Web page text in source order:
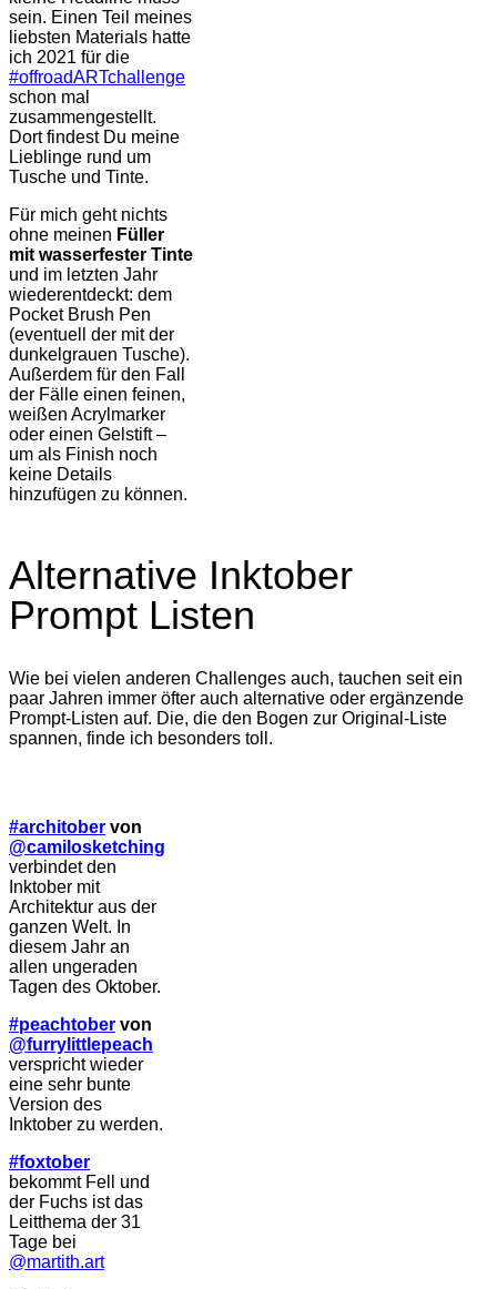
sein. Einen Teil meines
liebsten Materials hatte
ich 2021 für die
#offroadARTchallenge
schon mal
zusammengestellt.
Dort findest Du meine
Lieblinge rund um
Tusche und Tinte.
Für mich geht nichts
ohne meinen Füller
mit wasserfester Tinte
und im letzten Jahr
wiederentdeckt: dem
Pocket Brush Pen
(eventuell der mit der
dunkelgrauen Tusche).
Außerdem für den Fall
der Fälle einen feinen,
weißen Acrylmarker
oder einen Gelstift –
um als Finish noch
keine Details
hinzufügen zu können.
Alternative Inktober
Prompt Listen
Wie bei vielen anderen Challenges auch, tauchen seit ein
paar Jahren immer öfter auch alternative oder ergänzende
Prompt-Listen auf. Die, die den Bogen zur Original-Liste
spannen, finde ich besonders toll.
#architober von
@camilosketching
verbindet den
Inktober mit
Architektur aus der
ganzen Welt. In
diesem Jahr an
allen ungeraden
Tagen des Oktober.
#peachtober von
@furrylittlepeach
verspricht wieder
eine sehr bunte
Version des
Inktober zu werden.
#foxtober
bekommt Fell und
der Fuchs ist das
Leitthema der 31
Tage bei
@martith.art